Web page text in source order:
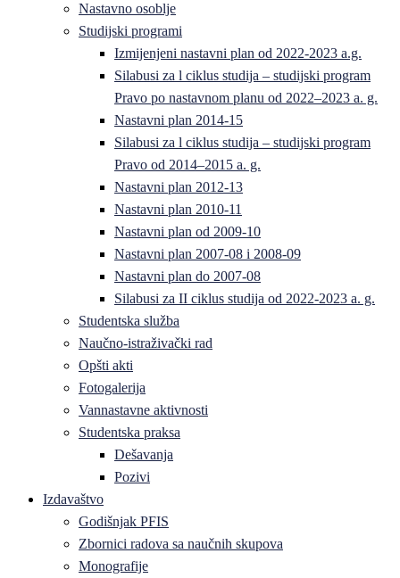
Nastavno osoblje
Studijski programi
Izmijenjeni nastavni plan od 2022-2023 a.g.
Silabusi za l ciklus studija – studijski program
Pravo po nastavnom planu od 2022–2023 a. g.
Nastavni plan 2014-15
Silabusi za l ciklus studija – studijski program
Pravo od 2014–2015 a. g.
Nastavni plan 2012-13
Nastavni plan 2010-11
Nastavni plan od 2009-10
Nastavni plan 2007-08 i 2008-09
Nastavni plan do 2007-08
Silabusi za II ciklus studija od 2022-2023 a. g.
Studentska služba
Naučno-istraživački rad
Opšti akti
Fotogalerija
Vannastavne aktivnosti
Studentska praksa
Dešavanja
Pozivi
Izdavaštvo
Godišnjak PFIS
Zbornici radova sa naučnih skupova
Monografije